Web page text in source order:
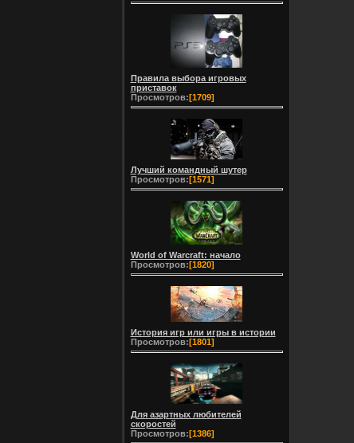
Правила выбора игровых
приставок
Просмотров:[1709]
Лучший командный шутер
Просмотров:[1571]
World of Warcraft: начало
Просмотров:[1820]
История игр или игры в истории
Просмотров:[1801]
Для азартных любителей
скоростей
Просмотров:[1386]